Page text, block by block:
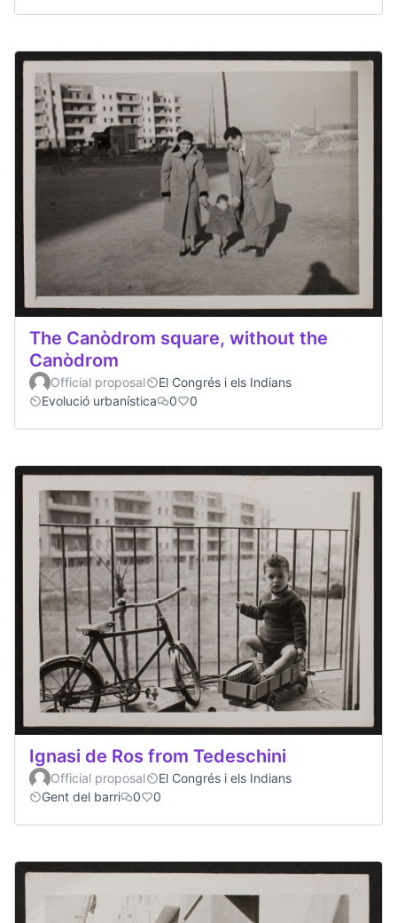
The Canòdrom square, without the
Canòdrom
Official proposal
El Congrés i els Indians
Evolució urbanística
0 0
Ignasi de Ros from Tedeschini
Official proposal
El Congrés i els Indians
Gent del barri
0 0